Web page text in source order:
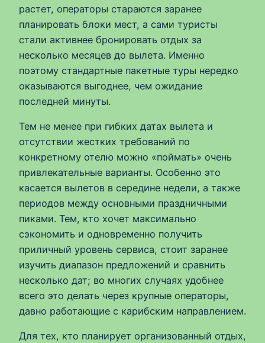
растет, операторы стараются заранее
планировать блоки мест, а сами туристы
стали активнее бронировать отдых за
несколько месяцев до вылета. Именно
поэтому стандартные пакетные туры нередко
оказываются выгоднее, чем ожидание
последней минуты.
Тем не менее при гибких датах вылета и
отсутствии жестких требований по
конкретному отелю можно «поймать» очень
привлекательные варианты. Особенно это
касается вылетов в середине недели, а также
периодов между основными праздничными
пиками. Тем, кто хочет максимально
сэкономить и одновременно получить
приличный уровень сервиса, стоит заранее
изучить диапазон предложений и сравнить
несколько дат; во многих случаях удобнее
всего это делать через крупные операторы,
давно работающие с карибским направлением.
Для тех, кто планирует организованный отдых,